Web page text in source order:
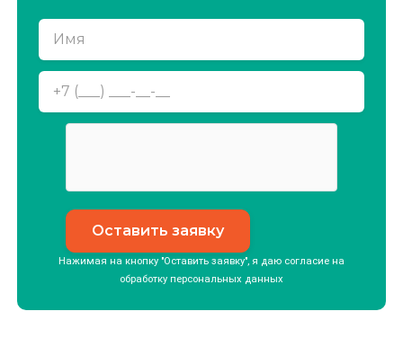
Нажимая на кнопку "Оставить заявку", я даю согласие на
обработку персональных данных